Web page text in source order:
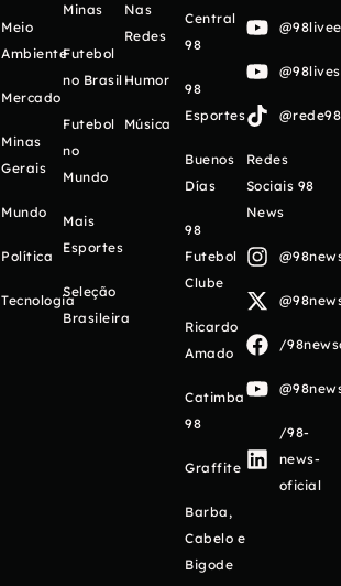
Meio
Ambiente
Mercado
Minas
Gerais
Mundo
Política
Tecnologia
Minas
Futebol
no Brasil
Futebol
no
Mundo
Mais
Esportes
Seleção
Brasileira
Nas
Redes
Humor
Música
Central
98
98
Esportes
Buenos
Días
98
Futebol
Clube
Ricardo
Amado
Catimba
98
Graffite
Barba,
Cabelo e
Bigode
Redes
Sociais 98
News
/
/98-
news-
oficial